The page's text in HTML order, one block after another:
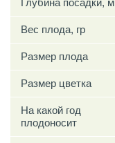
Глубина посадки, м
Вес плода, гр
Размер плода
Размер цветка
На какой год
плодоносит